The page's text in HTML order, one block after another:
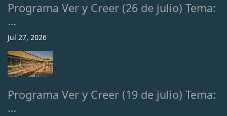
Programa Ver y Creer (26 de julio) Tema:
…
Jul 27, 2026
Programa Ver y Creer (19 de julio) Tema:
…